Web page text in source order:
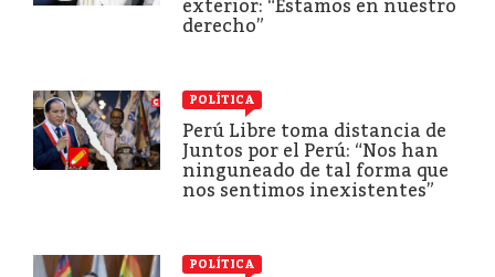
exterior: “Estamos en nuestro
derecho”
POLÍTICA
Perú Libre toma distancia de
Juntos por el Perú: “Nos han
ninguneado de tal forma que
nos sentimos inexistentes”
POLÍTICA